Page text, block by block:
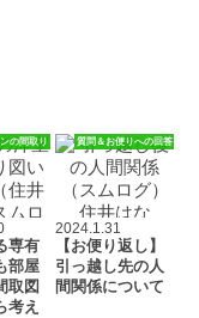
の間取り
専有
部屋
取図
考え
質問＆お便りへの回答
2024.1.31
【お便り返し】
引っ越し先の人
間関係について